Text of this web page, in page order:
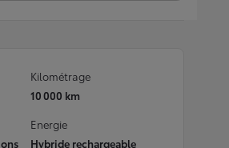
Kilométrage
10 000 km
Energie
Hybride rechargeable